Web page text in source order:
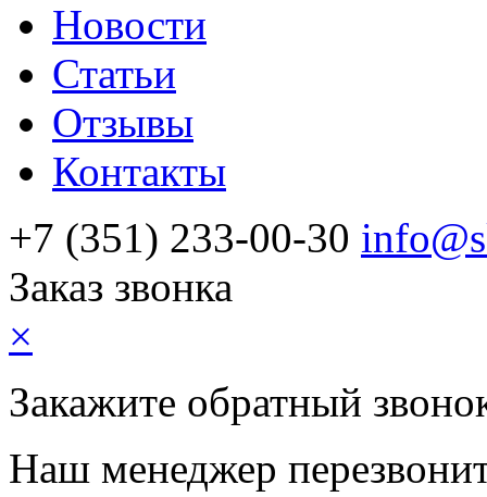
Новости
Статьи
Отзывы
Контакты
+7 (351) 233-00-30
Заказ звонка
×
Закажите обратный
Наш менеджер